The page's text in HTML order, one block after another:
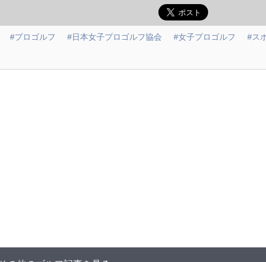
#プロゴルフ #日本女子プロゴルフ協会 #女子プロゴルフ #ス